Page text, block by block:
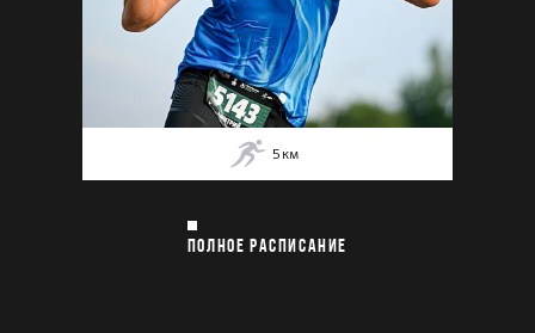
5 км
ПОЛНОЕ РАСПИСАНИЕ